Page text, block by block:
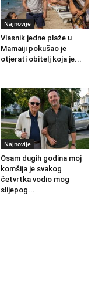
Najnovije
Vlasnik jedne plaže u
Mamaiji pokušao je
otjerati obitelj koja je...
Najnovije
Osam dugih godina moj
komšija je svakog
četvrtka vodio mog
slijepog...